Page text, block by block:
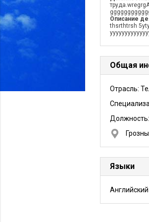
Описание
thsrthtrsh
Общая
Отрасль:
Должность:
Языки
Английский